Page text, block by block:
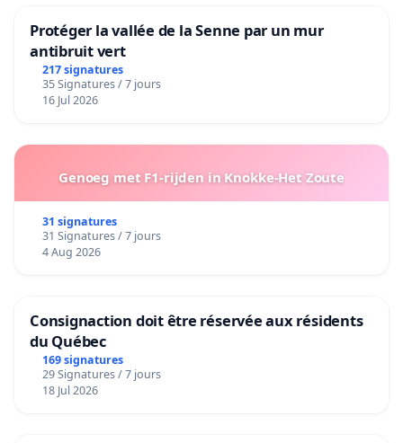
Protéger la vallée de la Senne par un mur
antibruit vert
217 signatures
35 Signatures / 7 jours
16 Jul 2026
Genoeg met F1-rijden in Knokke-Het Zoute
31 signatures
31 Signatures / 7 jours
4 Aug 2026
Consignaction doit être réservée aux résidents
du Québec
169 signatures
29 Signatures / 7 jours
18 Jul 2026